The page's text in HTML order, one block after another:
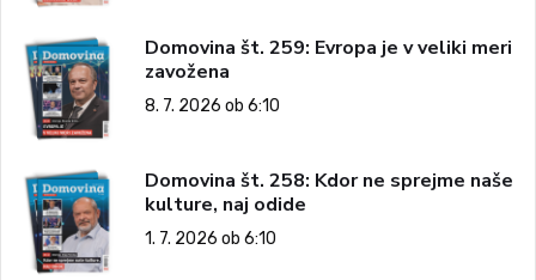
Domovina št. 259: Evropa je v veliki meri
zavožena
8. 7. 2026 ob 6:10
Domovina št. 258: Kdor ne sprejme naše
kulture, naj odide
1. 7. 2026 ob 6:10